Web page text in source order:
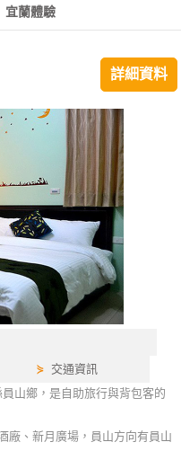
宜蘭體驗
詳細資料
⋟ 交通資訊
山鄉，是自助旅行與背包客的
廠、新月廣場，員山方向有員山